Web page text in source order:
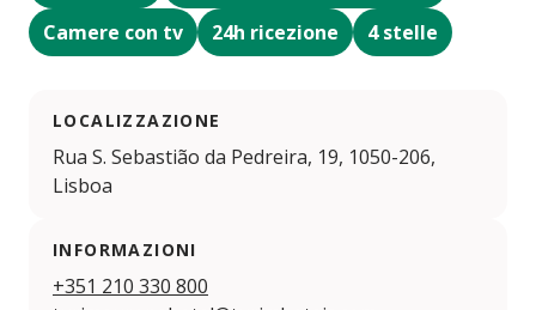
Camere con tv
24h ricezione 4 stelle
LOCALIZZAZIONE
Rua S. Sebastião da Pedreira, 19, 1050-206,
Lisboa
INFORMAZIONI
+351 210 330 800